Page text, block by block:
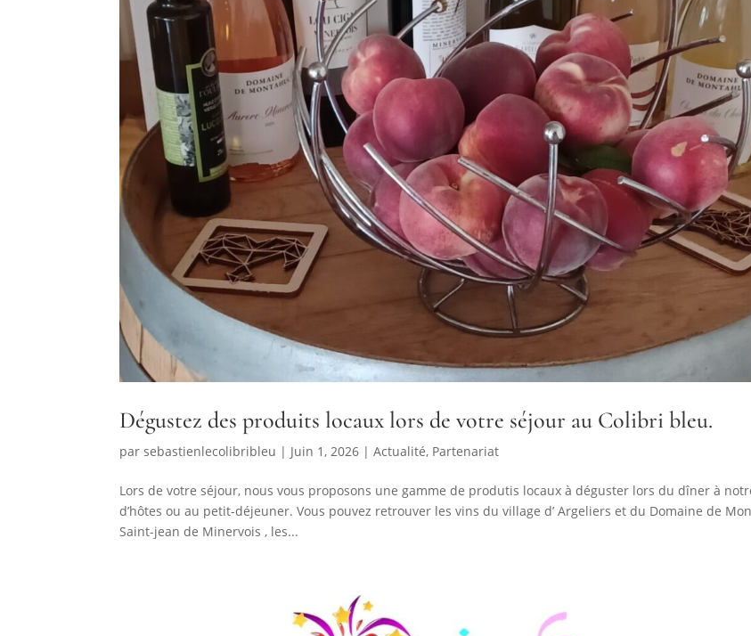
Dégustez des produits locaux lors de votre séjour au Colibri bleu.
parsebastienlecolibribleu | Juin 1, 2026 |Actualité, Partenariat
Lors de votre séjour, nous vous proposons une gamme de produtis locaux à déguster lors du dîner à
d’hôtes ou au petit-déjeuner. Vous pouvez retrouver les vins du village d’ Argeliers et du Domaine de
Saint-jean de Minervois , les...